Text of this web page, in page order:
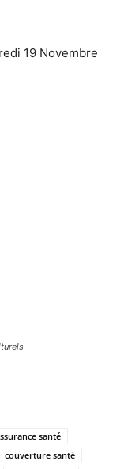
19 Novembre
santé
couverture santé